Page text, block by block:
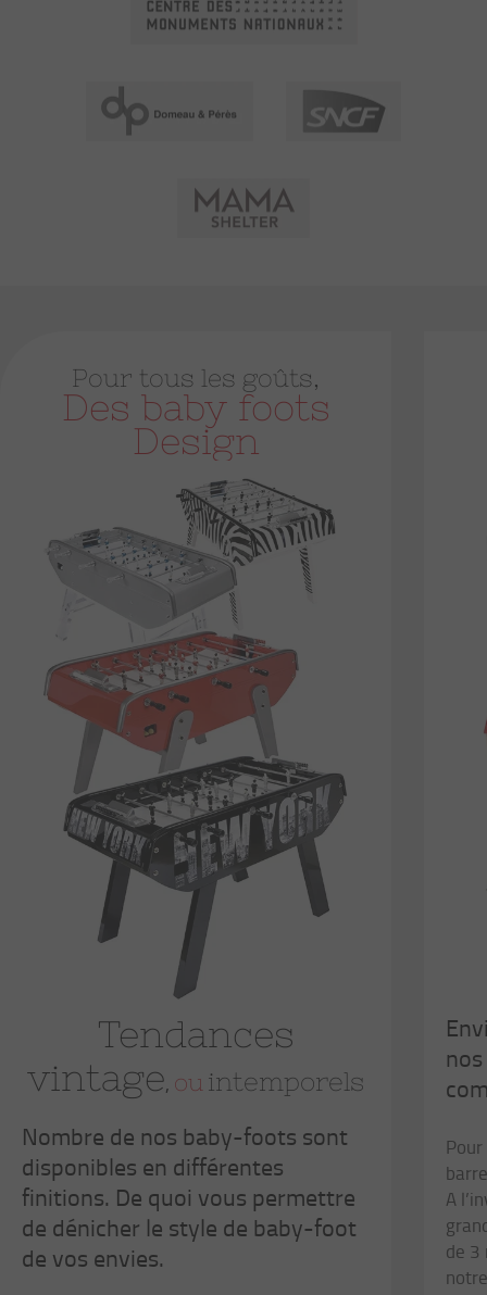
Pour tous les goûts,
Des baby foots
Design
Tendances
vintage, ou intemporels
Nombre de nos baby-foots sont
disponibles en différentes
finitions. De quoi vous permettre
de dénicher le style de baby-foot
de vos envies.
A
de 3